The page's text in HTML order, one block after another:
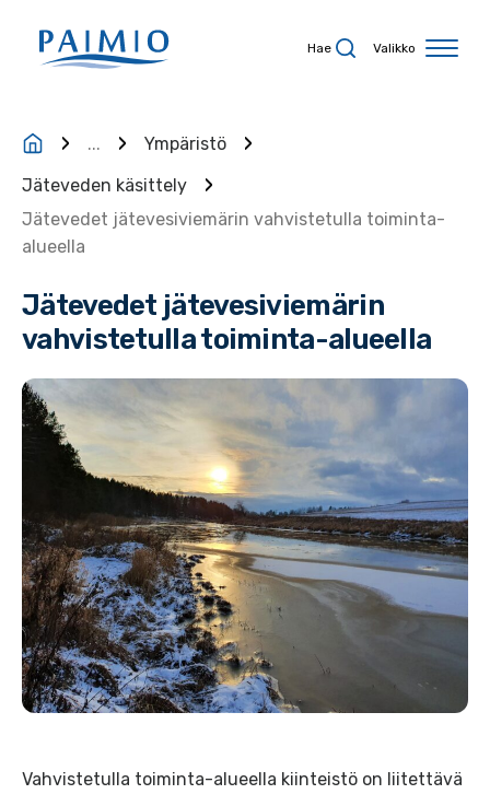
Hae Valikko
...
Ympäristö
Jäteveden käsittely
Jätevedet jätevesiviemärin vahvistetulla toiminta-
alueella
Jätevedet jätevesiviemärin
vahvistetulla toiminta-alueella
Vahvistetulla toiminta-alueella kiinteistö on liitettävä